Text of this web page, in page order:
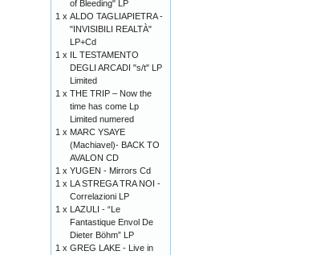
of Bleeding" LP
1 x ALDO TAGLIAPIETRA -
"INVISIBILI REALTÀ"
LP+Cd
1 x IL TESTAMENTO
DEGLI ARCADI "s/t" LP
Limited
1 x THE TRIP – Now the
time has come Lp
Limited numered
1 x MARC YSAYE
(Machiavel)- BACK TO
AVALON CD
1 x YUGEN - Mirrors Cd
1 x LA STREGA TRA NOI -
Correlazioni LP
1 x LAZULI - “Le
Fantastique Envol De
Dieter Böhm” LP
1 x GREG LAKE - Live in